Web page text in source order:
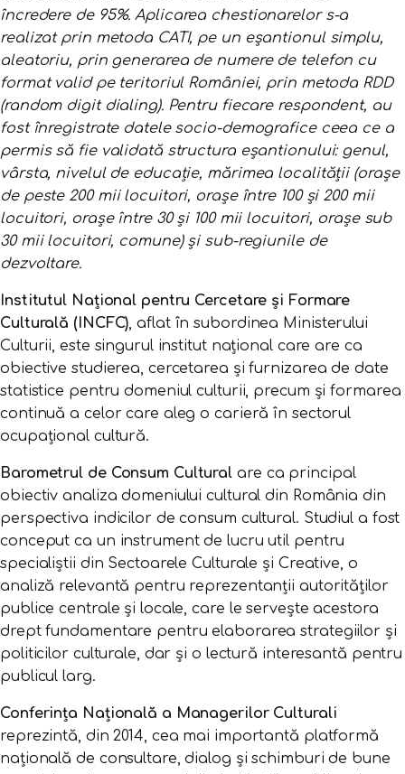
încredere de 95%. Aplicarea chestionarelor s-a
realizat prin metoda CATI, pe un eșantionul simplu,
aleatoriu, prin generarea de numere de telefon cu
format valid pe teritoriul României, prin metoda RDD
(random digit dialing). Pentru fiecare respondent, au
fost înregistrate datele socio-demografice ceea ce a
permis să fie validată structura eșantionului: genul,
vârsta, nivelul de educație, mărimea localității (orașe
de peste 200 mii locuitori, orașe între 100 și 200 mii
locuitori, orașe între 30 și 100 mii locuitori, orașe sub
30 mii locuitori, comune) și sub-regiunile de
dezvoltare.
Institutul Național pentru Cercetare și Formare
Culturală (INCFC), aflat în subordinea Ministerului
Culturii, este singurul institut național care are ca
obiective studierea, cercetarea și furnizarea de date
statistice pentru domeniul culturii, precum și formarea
continuă a celor care aleg o carieră în sectorul
ocupațional cultură.
Barometrul de Consum Cultural are ca principal
obiectiv analiza domeniului cultural din România din
perspectiva indicilor de consum cultural. Studiul a fost
conceput ca un instrument de lucru util pentru
specialiștii din Sectoarele Culturale și Creative, o
analiză relevantă pentru reprezentanții autorităților
publice centrale și locale, care le servește acestora
drept fundamentare pentru elaborarea strategiilor și
politicilor culturale, dar și o lectură interesantă pentru
publicul larg.
Conferința Națională a Managerilor Culturali
reprezintă, din 2014, cea mai importantă platformă
națională de consultare, dialog și schimburi de bune